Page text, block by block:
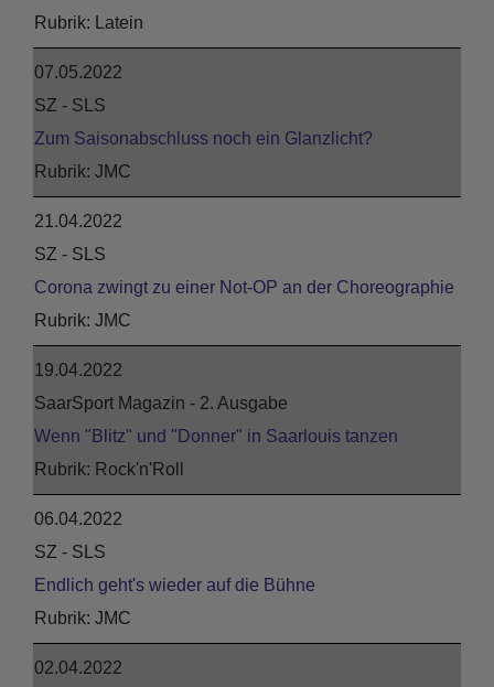
Latein
07.05.2022
SZ - SLS
Zum Saisonabschluss noch ein Glanzlicht?
JMC
21.04.2022
SZ - SLS
Corona zwingt zu einer Not-OP an der Choreographie
JMC
19.04.2022
SaarSport Magazin - 2. Ausgabe
Wenn "Blitz" und "Donner" in Saarlouis tanzen
Rock'n'Roll
06.04.2022
SZ - SLS
Endlich geht's wieder auf die Bühne
JMC
02.04.2022